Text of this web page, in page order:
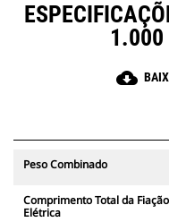
1.000
cloud_download
Peso Combinado
Comprimento Total da Fiação
Elétrica